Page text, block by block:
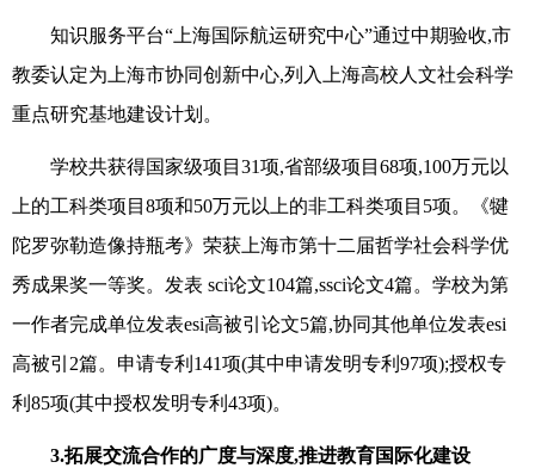
知识服务平台“上海国际航运研究中心”通过中期验收,市
教委认定为上海市协同创新中心,列入上海高校人文社会科学
重点研究基地建设计划。
学校共获得国家级项目31项,省部级项目68项,100万元以
上的工科类项目8项和50万元以上的非工科类项目5项。《犍
陀罗弥勒造像持瓶考》荣获上海市第十二届哲学社会科学优
秀成果奖一等奖。发表 sci论文104篇,ssci论文4篇。学校为第
一作者完成单位发表esi高被引论文5篇,协同其他单位发表esi
高被引2篇。申请专利141项(其中申请发明专利97项);授权专
利85项(其中授权发明专利43项)。
3.拓展交流合作的广度与深度,推进教育国际化建设